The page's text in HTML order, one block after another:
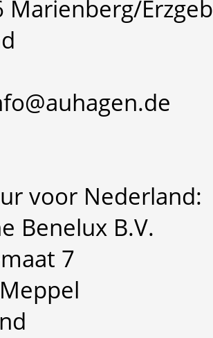
Marienberg/
voor Nederland:
Benelux B.V.
7